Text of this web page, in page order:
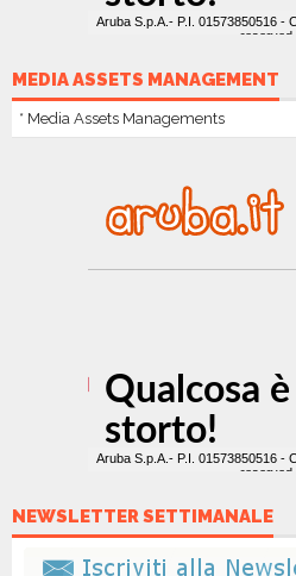
MEDIA ASSETS MANAGEMENT
* Media Assets Managements
NEWSLETTER SETTIMANALE